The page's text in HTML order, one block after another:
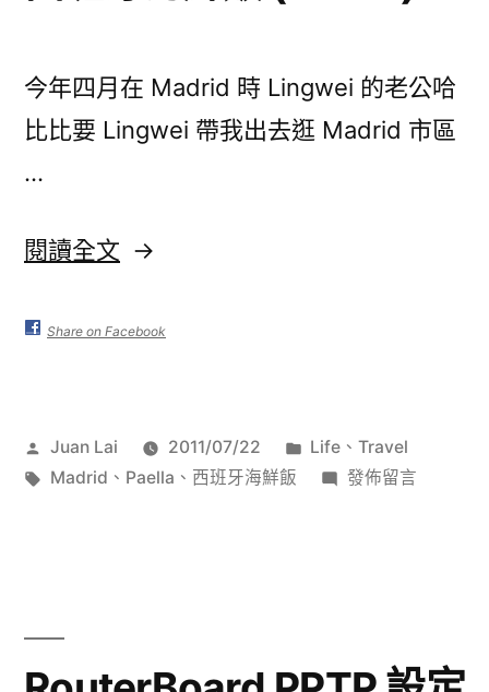
今年四月在 Madrid 時 Lingwei 的老公哈
比比要 Lingwei 帶我出去逛 Madrid 市區
…
閱讀全文 〈西
牙
Share on Facebook
作
者:
Juan Lai 2011/07/22
分
類:
Life 、Travel
標
Madrid 、 Paella 、 西班牙海鮮飯
在
發佈留言